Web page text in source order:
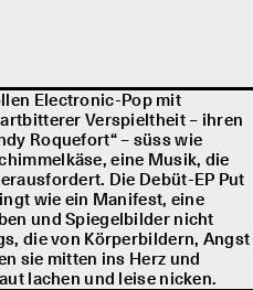
Electronic-Pop mit
Verspieltheit – ihren
Roquefort“ – süss wie
eine Musik, die
Die Debüt-EP Put
wie ein Manifest, eine
und Spiegelbilder nicht
die von Körperbildern, Angst
sie mitten ins Herz und
lachen und leise nicken.